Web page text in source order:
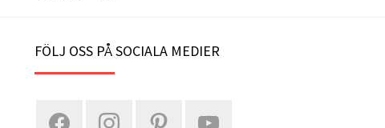
FÖLJ OSS PÅ SOCIALA MEDIER